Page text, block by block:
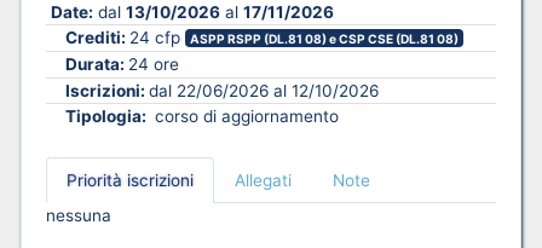
Date: dal 13/10/2026 al 17/11/2026
Crediti: 24 cfp ASPP RSPP (DL.81 08) e CSP CSE (DL.81 08)
Durata: 24 ore
Iscrizioni: dal 22/06/2026 al 12/10/2026
Tipologia: corso di aggiornamento
Priorità iscrizioni Allegati
Note
nessuna